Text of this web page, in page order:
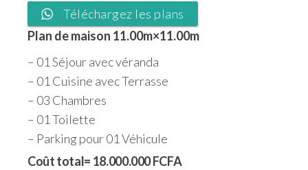
Téléchargez les plans
Plan de maison 11.00m×11.00m
– 01 Séjour avec véranda
– 01 Cuisine avec Terrasse
– 03 Chambres
– 01 Toilette
– Parking pour 01 Véhicule
Coût total= 18.000.000 FCFA